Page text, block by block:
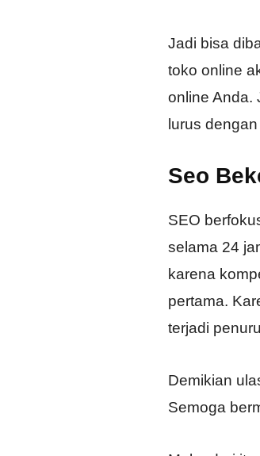
Jadi bisa
toko online
online Anda.
lurus
Seo
SEO
selama 24
karena
pertama.
terjadi
Demikian
Semoga